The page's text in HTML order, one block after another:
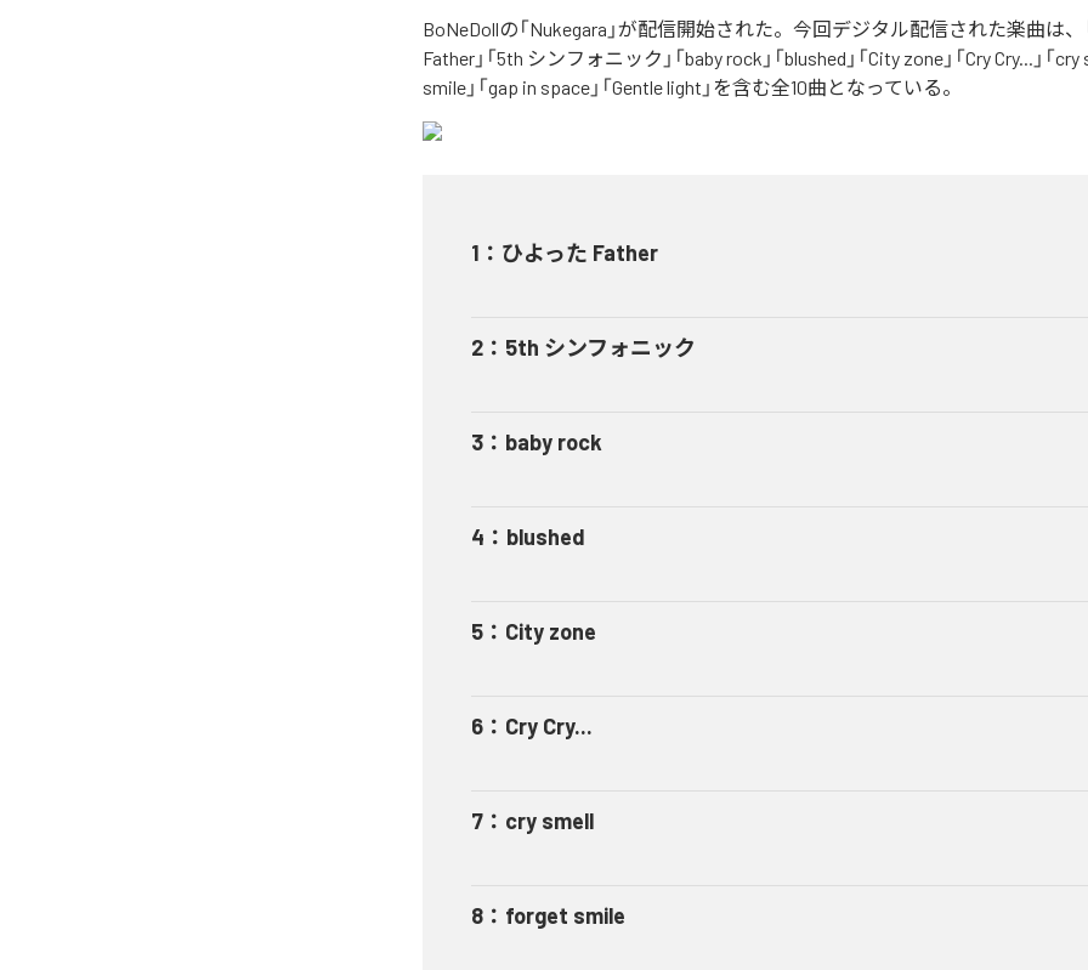
BoNeDollの「Nukegara」が配信開始された。今回デジタル配信された楽曲は、
Father」「5th シンフォニック」「baby rock」「blushed」「City zone」「Cry Cry...」「cry
smile」「gap in space」「Gentle light」を含む全10曲となっている。
1 ： ひよった Father
2 ： 5th シンフォニック
3 ： baby rock
4 ： blushed
5 ： City zone
6 ： Cry Cry...
7 ： cry smell
8 ： forget smile